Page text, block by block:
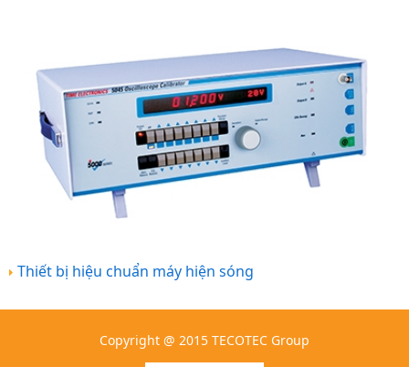
Thiết bị hiệu chuẩn máy hiện sóng
Copyright @ 2015 TECOTEC Group